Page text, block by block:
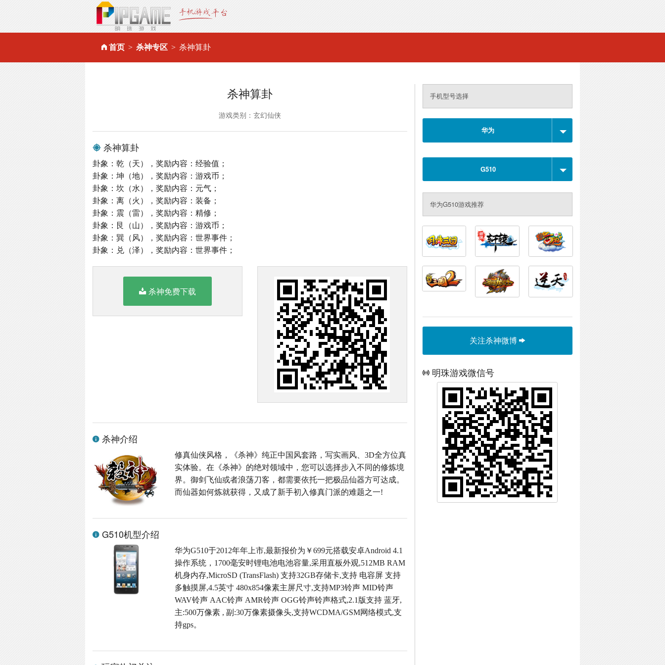
首页 杀神专区 杀神算卦
杀神算卦
游戏类别：玄幻仙侠
杀神算卦
卦象：乾（天），奖励内容：经验值；
卦象：坤（地），奖励内容：游戏币；
卦象：坎（水），奖励内容：元气；
卦象：离（火），奖励内容：装备；
卦象：震（雷），奖励内容：精修；
卦象：艮（山），奖励内容：游戏币；
卦象：巽（风），奖励内容：世界事件；
卦象：兑（泽），奖励内容：世界事件；
杀神免费下载
杀神介绍
修真仙侠风格，《杀神》纯正中国风套路，写实画风、3D全方位真
实体验。在《杀神》的绝对领域中，您可以选择步入不同的修炼境
界。御剑飞仙或者浪荡刀客，都需要依托一把极品仙器方可达成。
而仙器如何炼就获得，又成了新手初入修真门派的难题之一!
G510机型介绍
华为G510于2012年年上市,最新报价为￥699元搭载安卓Android 4.1
操作系统，1700毫安时锂电池电池容量,采用直板外观,512MB RAM
机身内存,MicroSD (TransFlash) 支持32GB存储卡,支持 电容屏 支持
多触摸屏,4.5英寸 480x854像素主屏尺寸,支持MP3铃声 MID铃声
WAV铃声 AAC铃声 AMR铃声 OGG铃声铃声格式,2.1版支持 蓝牙,
主:500万像素 , 副:30万像素摄像头,支持WCDMA/GSM网络模式,支
持gps。
手机型号选择
华为
G510
华为G510游戏推荐
关注杀神微博
明珠游戏微信号